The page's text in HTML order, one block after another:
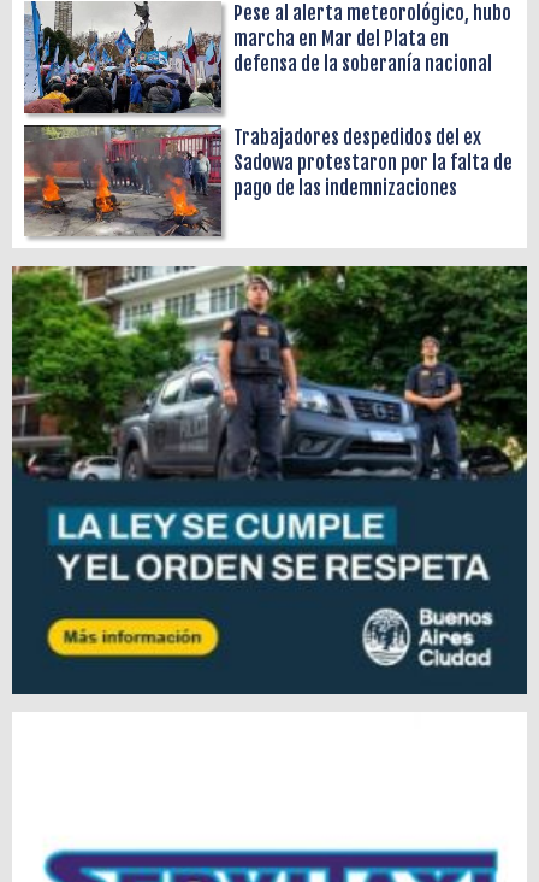
Pese al alerta meteorológico, hubo
marcha en Mar del Plata en
defensa de la soberanía nacional
Trabajadores despedidos del ex
Sadowa protestaron por la falta de
pago de las indemnizaciones